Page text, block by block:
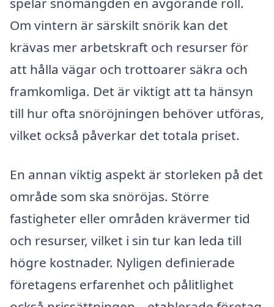
Om vintern är särskilt snörik kan det
krävas mer arbetskraft och resurser för
att hålla vägar och trottoarer säkra och
framkomliga. Det är viktigt att ta hänsyn
till hur ofta snöröjningen behöver utföras,
vilket också påverkar det totala priset.
En annan viktig aspekt är storleken på det
område som ska snöröjas. Större
fastigheter eller områden krävermer tid
och resurser, vilket i sin tur kan leda till
högre kostnader. Nyligen definierade
företagens erfarenhet och pålitlighet